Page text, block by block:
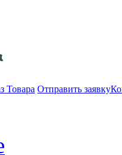
Товара Отправить заявку